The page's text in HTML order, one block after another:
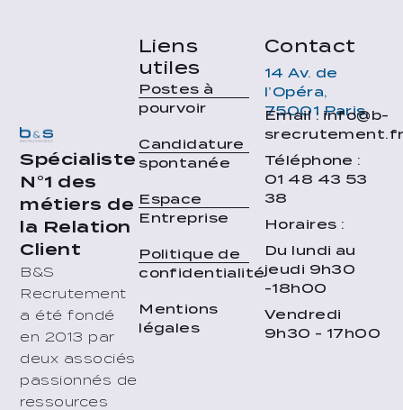
Spécialiste
N°1 des
métiers de
la Relation
Client
B&S
Recrutement
a été fondé
en 2013 par
deux associés
passionnés de
ressources
Liens
utiles
Postes à
pourvoir
Candidature
spontanée
Espace
Entreprise
Politique de
confidentialité
Mentions
légales
Contact
14 Av. de
l’Opéra,
75001 Paris
Email : info@b-
Téléphone :
01 48 43 53
38
Horaires :
Du lundi au
jeudi 9h30
-18h00
Vendredi
9h30 - 17h00